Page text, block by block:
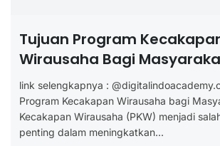
Tujuan Program
Wirausaha Bagi
link selengkapnya :
Program Kecakapan Wirausaha bagi
Kecakapan Wirausaha (PKW) menjadi
penting dalam meningkatkan...